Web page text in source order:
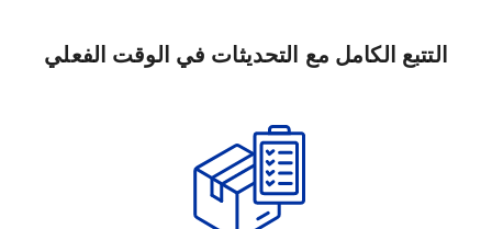
التتبع الكامل مع التحديثات في الوقت الفعلي